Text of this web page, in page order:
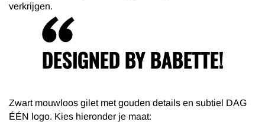
verkrijgen.
DESIGNED BY BABETTE!
Zwart mouwloos gilet met gouden details en subtiel DAG
ÉÉN logo. Kies hieronder je maat: